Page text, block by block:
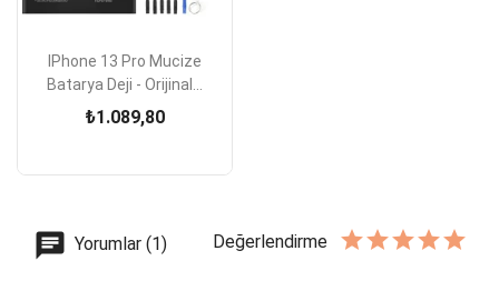
IPhone 13 Pro Mucize
Batarya Deji - Orijinal...
₺1.089,80
Yorumlar (1) Değerlendirme